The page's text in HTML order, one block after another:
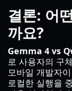
결론: 어
까요?
Gemma 4 vs
로 사용자의 구
모바일 개발자
로컬한 실행을